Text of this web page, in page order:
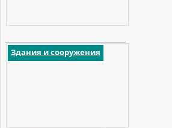
Здания и сооружения